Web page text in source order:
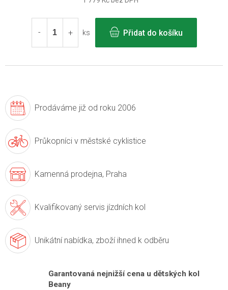
cena:
ks
Přidat do košíku
Prodáváme již od roku 2006
Průkopníci v městské cyklistice
Kamenná prodejna, Praha
Kvalifikovaný servis jízdních kol
Unikátní nabídka, zboží ihned k odběru
Garantovaná nejnižší cena u dětských kol
Beany